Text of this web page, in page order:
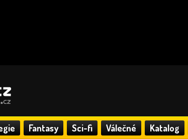
Fantasy Sci-fi Válečné Katalog